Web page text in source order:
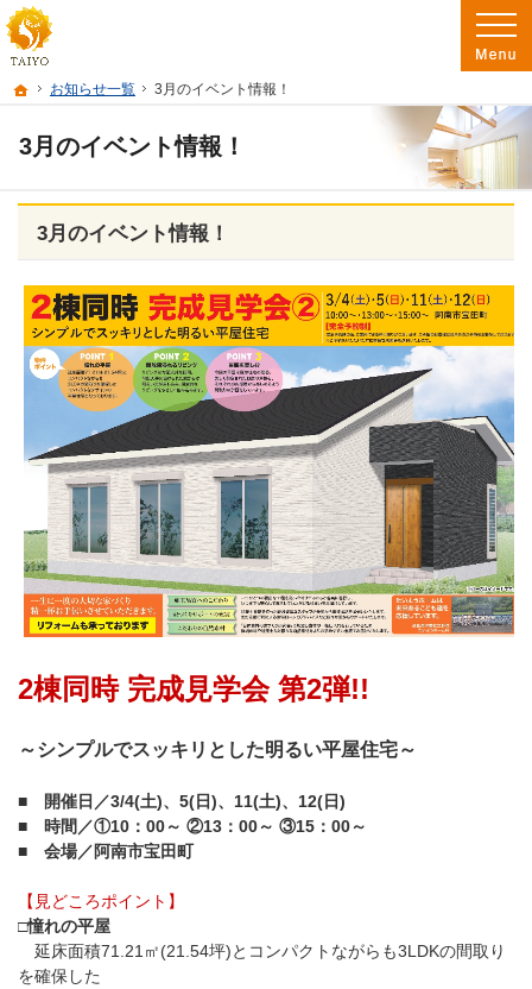
ホーム
お知らせ一覧 3月のイベント情報！
3月のイベント情報！
阿南市を中心に徳島南部で注文住宅・新築一戸建て・リフォームを手がけるた
徳島で注文住宅を建てるなら たいようホーム｜阿南市・徳島南部の地域密着工務店
3月のイベント情報！
2棟同時 完成見学会 第2弾!!
～シンプルでスッキリとした明るい平屋住宅～
■ 開催日／3/4(土)、5(日)、11(土)、12(日)
■ 時間／①10：00～ ②13：00～ ③15：00～
■ 会場／阿南市宝田町
【見どころポイント】
□憧れの平屋
延床面積71.21㎡(21.54坪)とコンパクトながらも3LDKの間取り
を確保した